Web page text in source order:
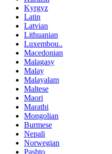
Kyrgyz
Latin
Latvian
Lithuanian
Luxembou..
Macedonian
Malagasy
Malay
Malayalam
Maltese
Maori
Marathi
Mongolian
Burmese
Nepali
Norwegian
Pashto